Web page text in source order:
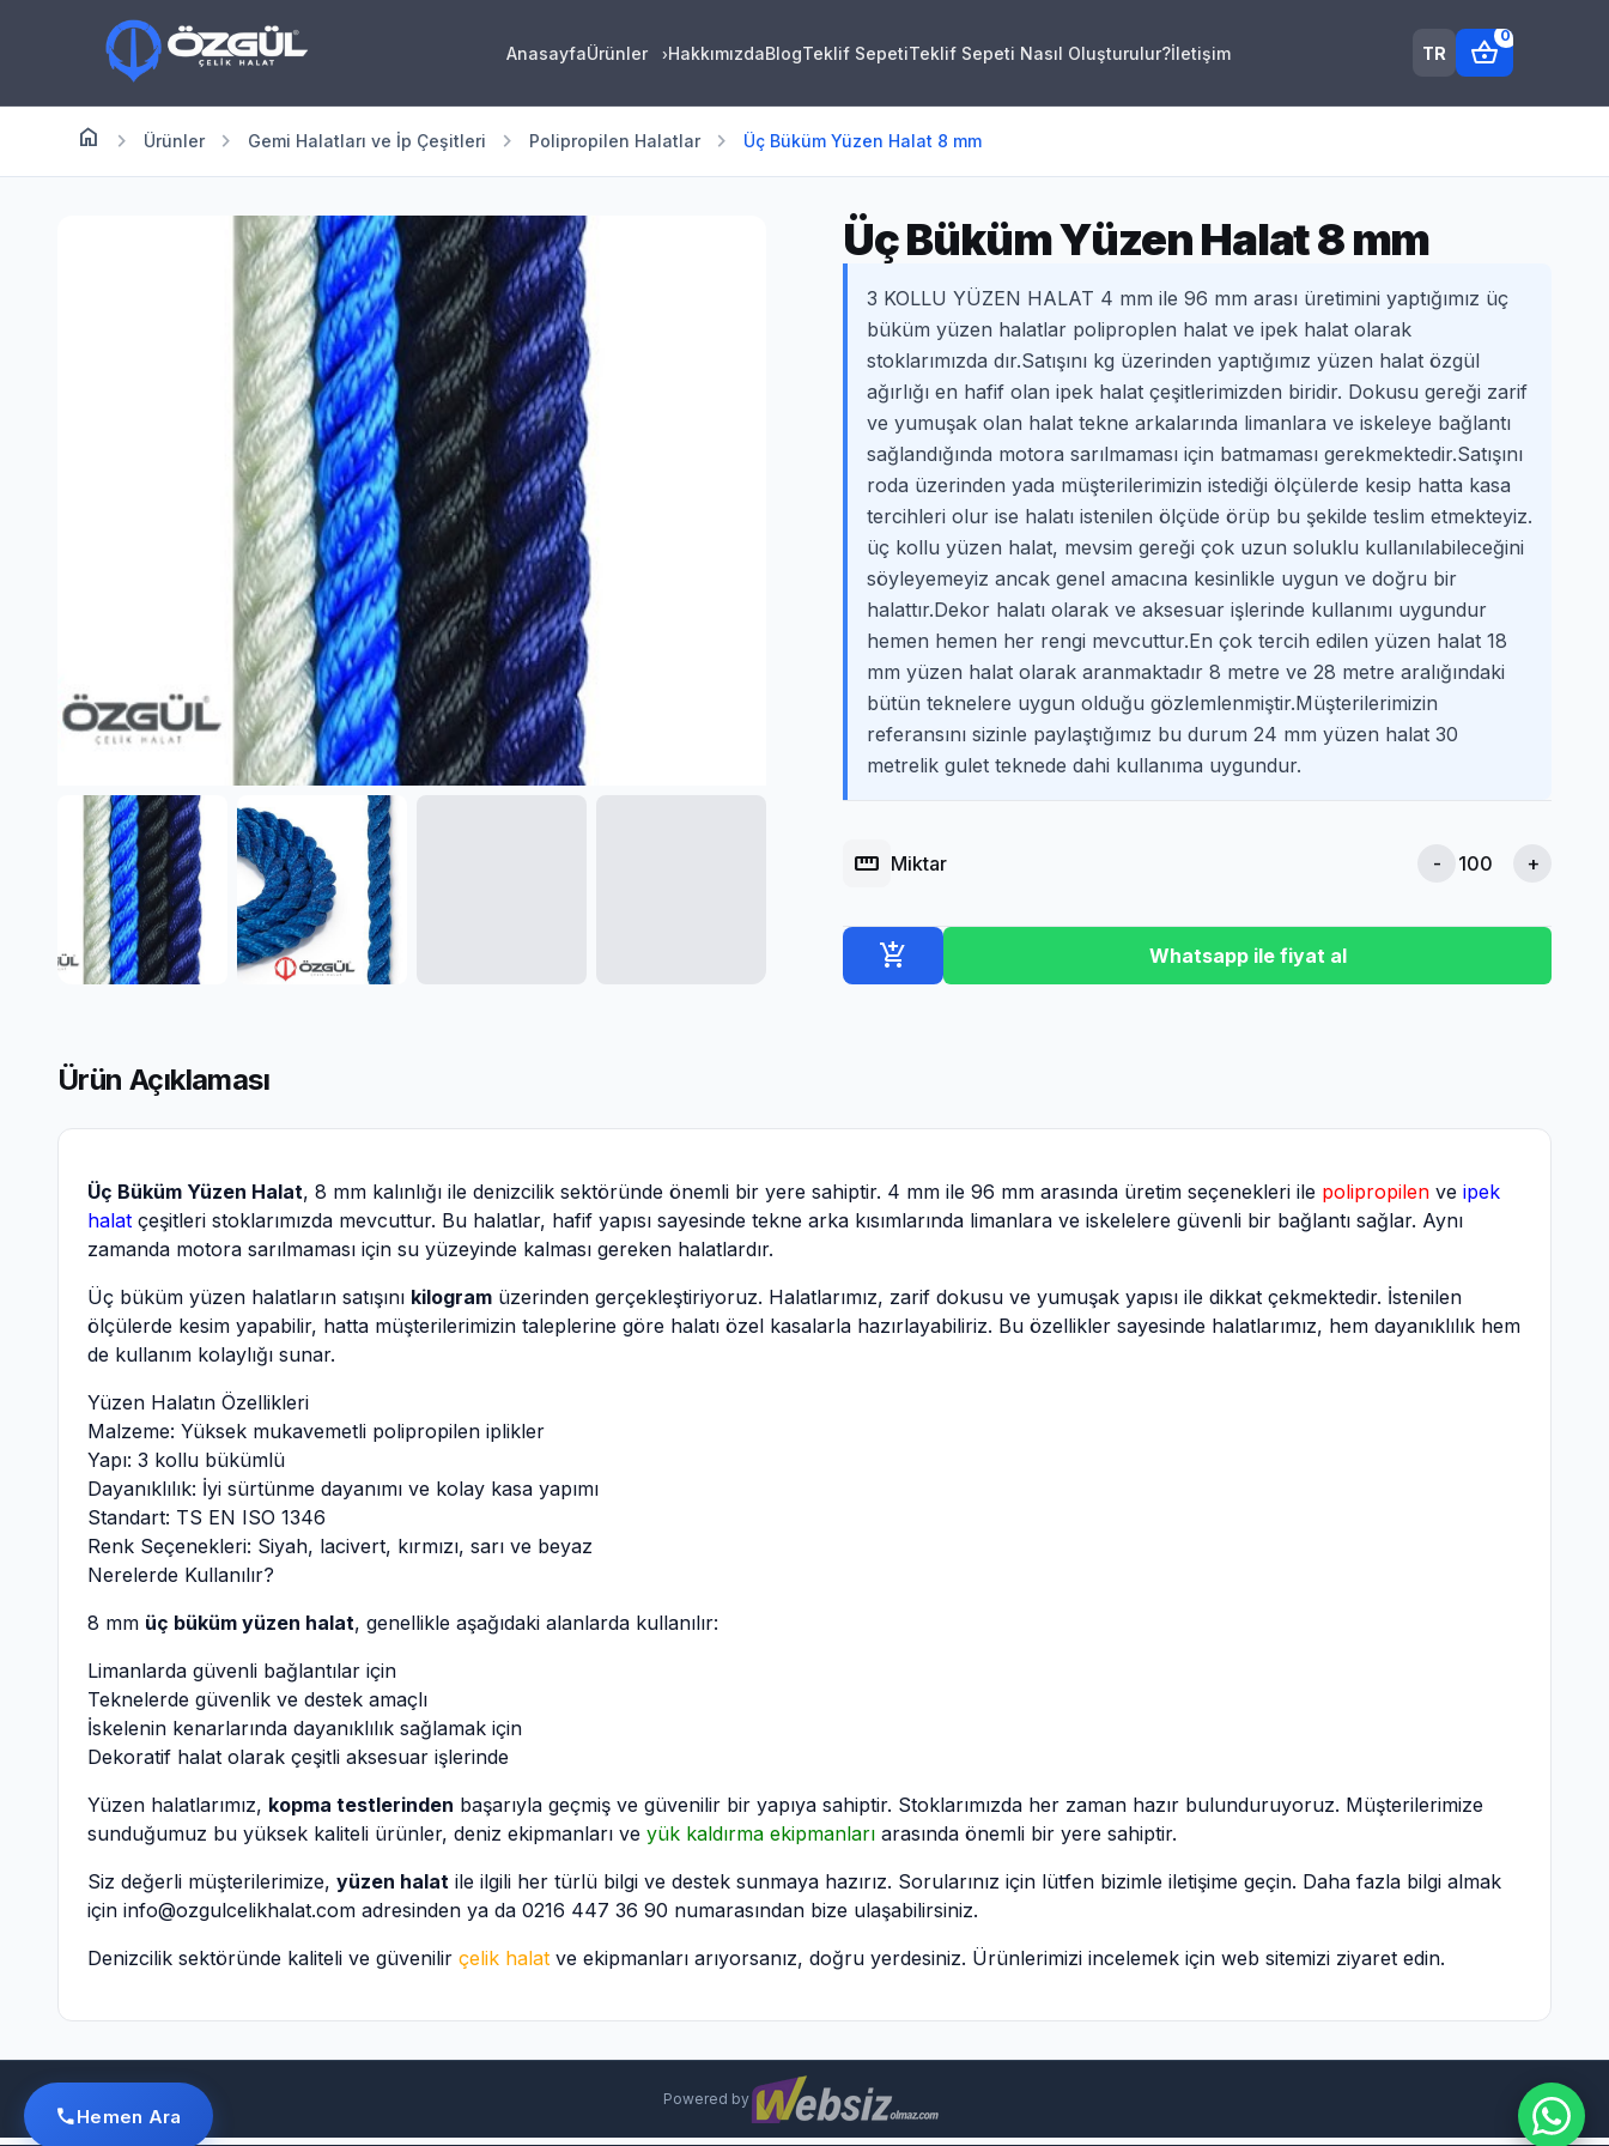
AnasayfaÜrünler ›HakkımızdaBlogTeklif SepetiTeklif Sepeti Nasıl Oluşturulur?İletişim TR shopping_basket
0
home Anasayfa
chevron_right Ürünler chevron_right Gemi Halatları ve İp Çeşitleri chevron_right Polipropilen Halatlar chevron_right Üç Büküm Yüzen Halat 8 mm
Üç Büküm Yüzen Halat 8 mm
3 KOLLU YÜZEN HALAT 4 mm ile 96 mm arası üretimini yaptığımız üç
büküm yüzen halatlar poliproplen halat ve ipek halat olarak
stoklarımızda dır.Satışını kg üzerinden yaptığımız yüzen halat özgül
ağırlığı en hafif olan ipek halat çeşitlerimizden biridir. Dokusu gereği zarif
ve yumuşak olan halat tekne arkalarında limanlara ve iskeleye bağlantı
sağlandığında motora sarılmaması için batmaması gerekmektedir.Satışını
roda üzerinden yada müşterilerimizin istediği ölçülerde kesip hatta kasa
tercihleri olur ise halatı istenilen ölçüde örüp bu şekilde teslim etmekteyiz.
üç kollu yüzen halat, mevsim gereği çok uzun soluklu kullanılabileceğini
söyleyemeyiz ancak genel amacına kesinlikle uygun ve doğru bir
halattır.Dekor halatı olarak ve aksesuar işlerinde kullanımı uygundur
hemen hemen her rengi mevcuttur.En çok tercih edilen yüzen halat 18
mm yüzen halat olarak aranmaktadır 8 metre ve 28 metre aralığındaki
bütün teknelere uygun olduğu gözlemlenmiştir.Müşterilerimizin
referansını sizinle paylaştığımız bu durum 24 mm yüzen halat 30
metrelik gulet teknede dahi kullanıma uygundur.
straighten Miktar - +
add_shopping_cart Whatsapp ile fiyat al
Ürün Açıklaması
Üç Büküm Yüzen Halat, 8 mm kalınlığı ile denizcilik sektöründe önemli bir yere sahiptir. 4 mm ile 96 mm arasında üretim seçenekleri ile polipropilen ve ipek
halat çeşitleri stoklarımızda mevcuttur. Bu halatlar, hafif yapısı sayesinde tekne arka kısımlarında limanlara ve iskelelere güvenli bir bağlantı sağlar. Aynı
zamanda motora sarılmaması için su yüzeyinde kalması gereken halatlardır.
Üç büküm yüzen halatların satışını kilogram üzerinden gerçekleştiriyoruz. Halatlarımız, zarif dokusu ve yumuşak yapısı ile dikkat çekmektedir. İstenilen
ölçülerde kesim yapabilir, hatta müşterilerimizin taleplerine göre halatı özel kasalarla hazırlayabiliriz. Bu özellikler sayesinde halatlarımız, hem dayanıklılık hem
de kullanım kolaylığı sunar.
Yüzen Halatın Özellikleri
Malzeme: Yüksek mukavemetli polipropilen iplikler
Yapı: 3 kollu bükümlü
Dayanıklılık: İyi sürtünme dayanımı ve kolay kasa yapımı
Standart: TS EN ISO 1346
Renk Seçenekleri: Siyah, lacivert, kırmızı, sarı ve beyaz
Nerelerde Kullanılır?
8 mm üç büküm yüzen halat, genellikle aşağıdaki alanlarda kullanılır:
Limanlarda güvenli bağlantılar için
Teknelerde güvenlik ve destek amaçlı
İskelenin kenarlarında dayanıklılık sağlamak için
Dekoratif halat olarak çeşitli aksesuar işlerinde
Yüzen halatlarımız, kopma testlerinden başarıyla geçmiş ve güvenilir bir yapıya sahiptir. Stoklarımızda her zaman hazır bulunduruyoruz. Müşterilerimize
sunduğumuz bu yüksek kaliteli ürünler, deniz ekipmanları ve yük kaldırma ekipmanları arasında önemli bir yere sahiptir.
Siz değerli müşterilerimize, yüzen halat ile ilgili her türlü bilgi ve destek sunmaya hazırız. Sorularınız için lütfen bizimle iletişime geçin. Daha fazla bilgi almak
için info@ozgulcelikhalat.com adresinden ya da 0216 447 36 90 numarasından bize ulaşabilirsiniz.
Denizcilik sektöründe kaliteli ve güvenilir çelik halat ve ekipmanları arıyorsanız, doğru yerdesiniz. Ürünlerimizi incelemek için web sitemizi ziyaret edin.
Powered by
Hemen Ara